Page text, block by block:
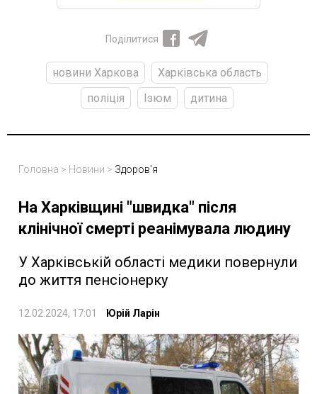
Поділитися
новини Харкова
Харківська область
поліція
Ізюм дитина
Головна > Новини > Здоров'я
На Харківщині "швидка" після
клінічної смерті реанімувала людину
У Харківській області медики повернули
до життя пенсіонерку
12.02.2024, 17:01 Юрій Ларін